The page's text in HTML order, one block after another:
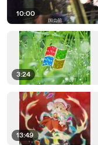
10:00
3:24
13:49